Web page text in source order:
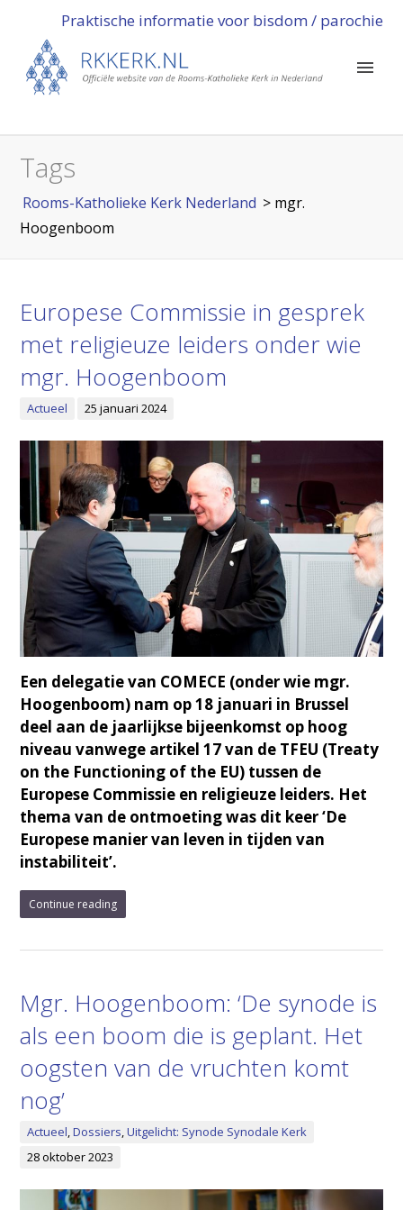
Praktische informatie voor bisdom / parochie
Tags
Rooms-Katholieke Kerk Nederland > mgr.
Hoogenboom
Europese Commissie in gesprek
met religieuze leiders onder wie
mgr. Hoogenboom
Actueel 25 januari 2024
Een delegatie van COMECE (onder wie mgr.
Hoogenboom) nam op 18 januari in Brussel
deel aan de jaarlijkse bijeenkomst op hoog
niveau vanwege artikel 17 van de TFEU (Treaty
on the Functioning of the EU) tussen de
Europese Commissie en religieuze leiders. Het
thema van de ontmoeting was dit keer ‘De
Europese manier van leven in tijden van
instabiliteit’.
Continue reading
Mgr. Hoogenboom: ‘De synode is
als een boom die is geplant. Het
oogsten van de vruchten komt
nog’
Actueel,Dossiers,Uitgelicht: Synode Synodale Kerk
28 oktober 2023